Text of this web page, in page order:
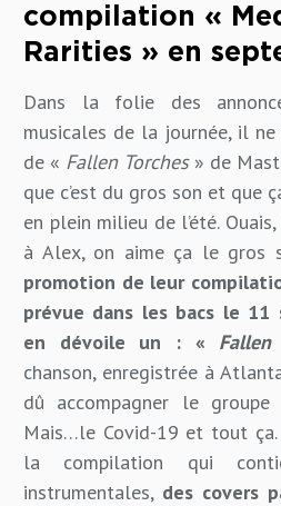
compilation «
Rarities » en
Dans la folie des
musicales de la journée, il
de « Fallen Torches» de
que c’est du gros son et que
en plein milieu de l’été.
à Alex, on aime ça le gros
promotion de leur
prévue dans les bacs le 11
en dévoile un : « Fallen
chanson, enregistrée à
dû accompagner le
Mais…le Covid-19 et tout
la compilation qui
instrumentales, des covers